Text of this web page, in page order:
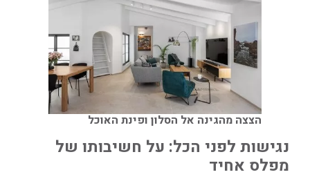
הצצה מהגינה אל הסלון ופינת האוכל
נגישות לפני הכל: על חשיבותו של
מפלס אחיד